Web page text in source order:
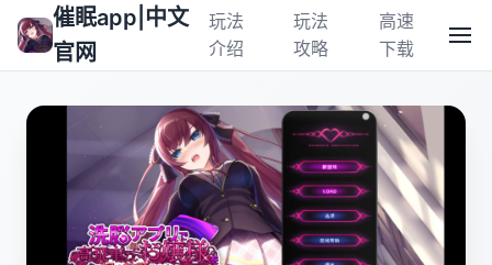
催眠app|中文
官网
玩法
介绍
玩法
攻略
高速
下载